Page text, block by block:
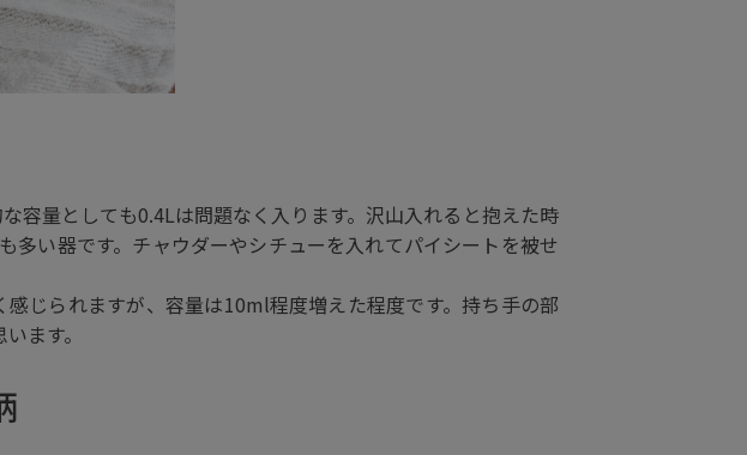
容量としても0.4Lは問題なく入ります。沢山入れると抱えた時
多い器です。チャウダーやシチューを入れてパイシートを被せ
じられますが、容量は10ml程度増えた程度です。持ち手の部
ます。